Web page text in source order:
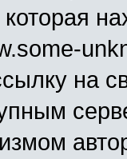
которая
на